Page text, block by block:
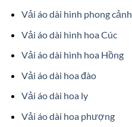
Vải áo dài hình phong cảnh
Vải áo dài hình hoa Cúc
Vải áo dài hình hoa Hồng
Vải áo dài hoa đào
Vải áo dài hoa ly
Vải áo dài hoa phượng